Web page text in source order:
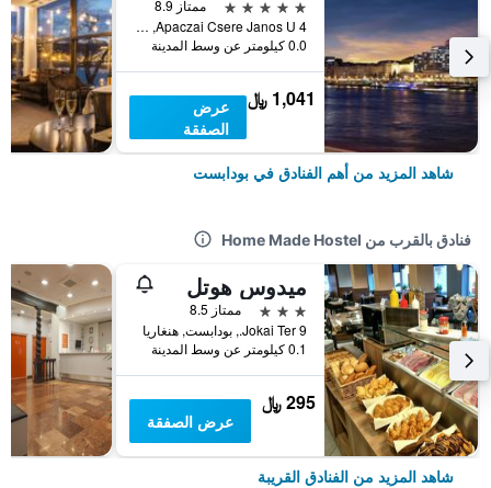
5 نجوم
ممتاز 8.9
Apaczai Csere Janos U 4, بودابست, هنغاريا
0.0 كيلومتر عن وسط المدينة
1,041 ﷼
عرض
الصفقة
شاهد المزيد من أهم الفنادق في بودابست
فنادق بالقرب من Home Made Hostel
ميدوس هوتل
3 نجوم
ممتاز 8.5
Jokai Ter 9., بودابست, هنغاريا
0.1 كيلومتر عن وسط المدينة
295 ﷼
عرض الصفقة
شاهد المزيد من الفنادق القريبة